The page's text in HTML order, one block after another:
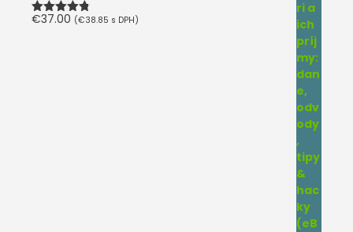
Hodnotenie
€37.00 (€38.85 s DPH)